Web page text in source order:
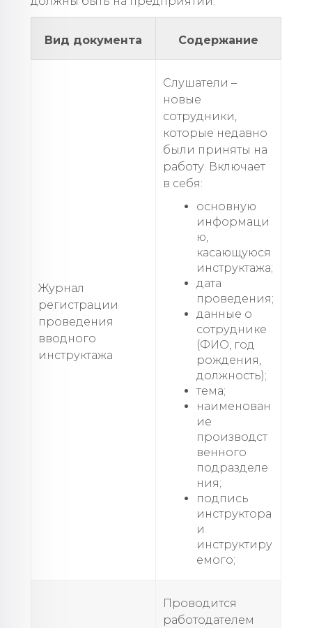
Вид документа Содержание
Журнал
регистрации
проведения
вводного
инструктажа
Слушатели –
новые
сотрудники,
которые недавно
были приняты на
работу. Включает
в себя:
основную
информаци
ю,
касающуюся
инструктажа;
дата
проведения;
данные о
сотруднике
(ФИО, год
рождения,
должность);
тема;
наименован
ие
производст
венного
подразделе
ния;
подпись
инструктора
и
инструктиру
емого;
Проводится
работодателем